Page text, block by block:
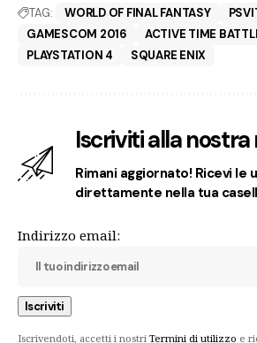
TAG: WORLD OF FINAL FANTASY
GAMESCOM 2016
ACTIVE TIME
PLAYSTATION 4
SQUARE ENIX
Iscriviti alla
Rimani aggiornato! Ricevi le
direttamente nella tua
Indirizzo email:
Iscrivendoti, accetti i nostri Termini di utilizzo e